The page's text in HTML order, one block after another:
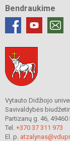
Bendraukime
Vytauto Didžiojo
Savivaldybės
Partizanų g. 46, 49460
Tel. +370 37 311 973
El. p.